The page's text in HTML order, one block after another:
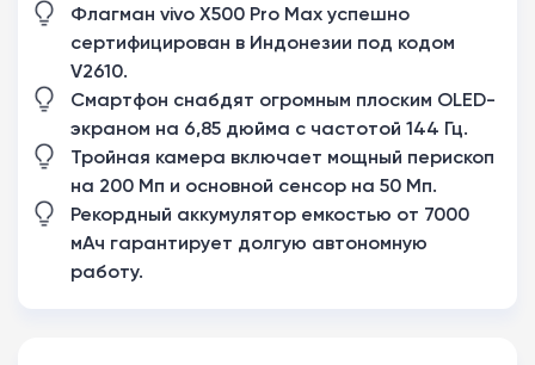
Флагман vivo X500 Pro Max успешно
сертифицирован в Индонезии под кодом
V2610.
Смартфон снабдят огромным плоским OLED-
экраном на 6,85 дюйма с частотой 144 Гц.
Тройная камера включает мощный перископ
на 200 Мп и основной сенсор на 50 Мп.
Рекордный аккумулятор емкостью от 7000
мАч гарантирует долгую автономную
работу.